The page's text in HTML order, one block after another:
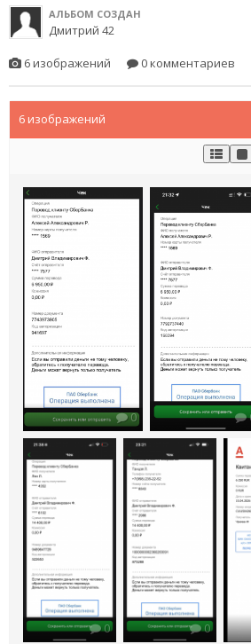
АЛЬБОМ СОЗДАН
Дмитрий 42
6 изображений 0 комментариев
6 изображений
0
0 0